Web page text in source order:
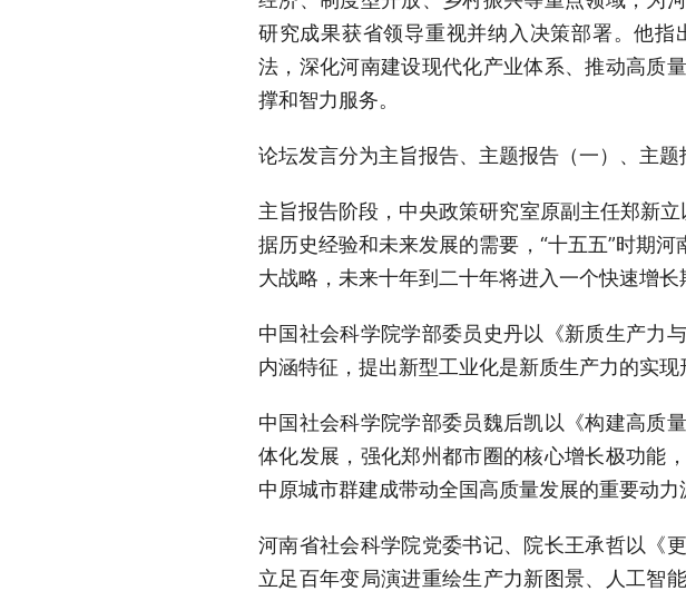
研究成果获省领导重视并纳入决策部署。他
法，深化河南建设现代化产业体系、推动高质
撑和智力服务。
论坛发言分为主旨报告、主题报告（一）、主题
主旨报告阶段，中央政策研究室原副主任郑新
据历史经验和未来发展的需要，“十五五”时期
大战略，未来十年到二十年将进入一个快速增长
中国社会科学院学部委员史丹以《新质生产力
内涵特征，提出新型工业化是新质生产力的实
中国社会科学院学部委员魏后凯以《构建高质
体化发展，强化郑州都市圈的核心增长极功能
中原城市群建成带动全国高质量发展的重要动力
河南省社会科学院党委书记、院长王承哲以《
立足百年变局演进重绘生产力新图景、人工智